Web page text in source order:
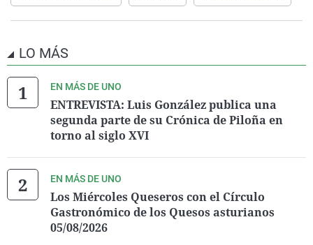
LO MÁS
EN MÁS DE UNO
ENTREVISTA: Luis González publica una
segunda parte de su Crónica de Piloña en
torno al siglo XVI
EN MÁS DE UNO
Los Miércoles Queseros con el Círculo
Gastronómico de los Quesos asturianos
05/08/2026